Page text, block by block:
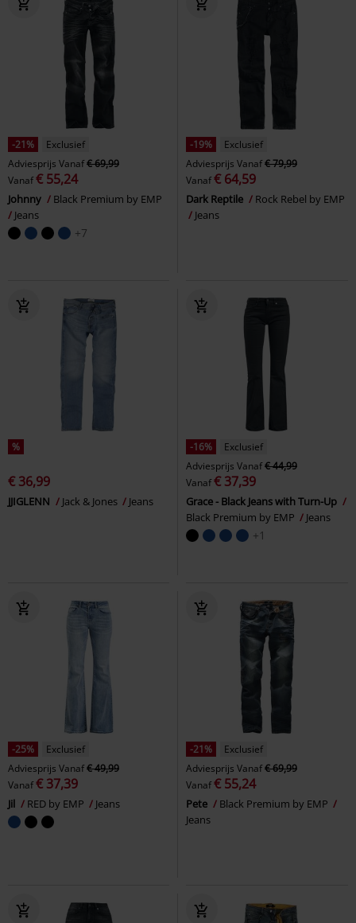
-21%
Exclusief
Adviesprijs Vanaf€ 69,99
Vanaf€ 55,24
Johnny
Black Premium by EMP
Jeans
+7
-19%
Exclusief
Adviesprijs Vanaf€ 79,99
Vanaf€ 64,59
Dark Reptile
Rock Rebel by EMP
Jeans
%
€ 36,99
JJIGLENN Jack & Jones Jeans
-16%
Exclusief
Adviesprijs Vanaf€ 44,99
Vanaf€ 37,39
Grace - Black Jeans with Turn-Up
Black Premium by EMP
Jeans
+1
-25%
Exclusief
Adviesprijs Vanaf€ 49,99
Vanaf€ 37,39
Jil RED by EMP Jeans
-21%
Exclusief
Adviesprijs Vanaf€ 69,99
Vanaf€ 55,24
Pete
Black Premium by EMP
Jeans